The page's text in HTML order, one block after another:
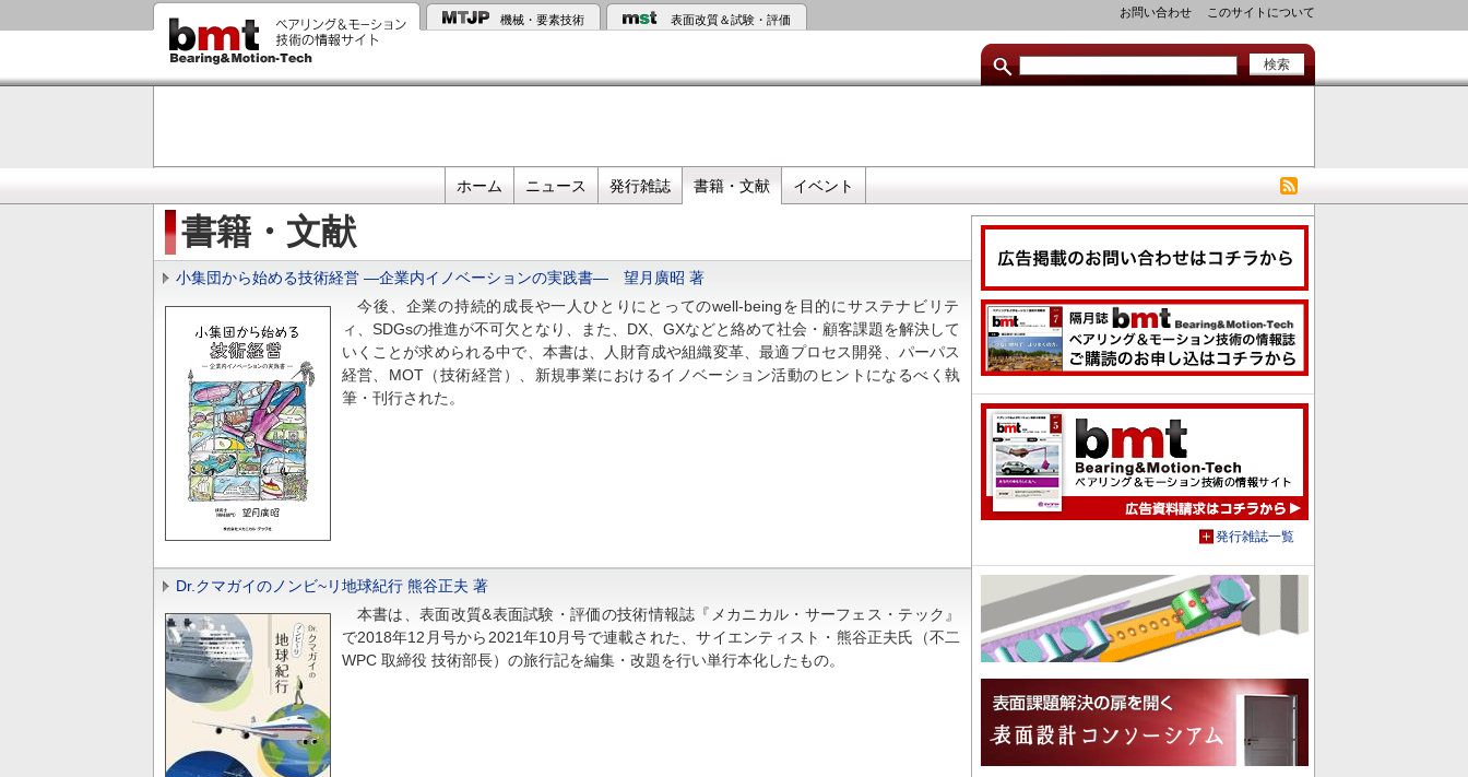
イ
ン
動
機械・要素技術 表面改質＆試験・評価
カ
ン
ン
ク
お問い合わせ このサイトについて
ラ
イ
マ
リ
ホーム ニュース 発行雑誌 書籍・文献 イベント
書籍・文献
小集団から始める技術経営 ―企業内イノベーションの実践書― 望月廣昭 著
今後、企業の持続的成長や一人ひとりにとってのwell-beingを目的にサステナビリテ
ィ、SDGsの推進が不可欠となり、また、DX、GXなどと絡めて社会・顧客課題を解決して
いくことが求められる中で、本書は、人財育成や組織変革、最適プロセス開発、パーパス
経営、MOT（技術経営）、新規事業におけるイノベーション活動のヒントになるべく執
筆・刊行された。
Dr.クマガイのノンビ~リ地球紀行 熊谷正夫 著
本書は、表面改質&表面試験・評価の技術情報誌『メカニカル・サーフェス・テック』
で2018年12月号から2021年10月号で連載された、サイエンティスト・熊谷正夫氏（不二
WPC 取締役 技術部長）の旅行記を編集・改題を行い単行本化したもの。
発行雑誌一覧